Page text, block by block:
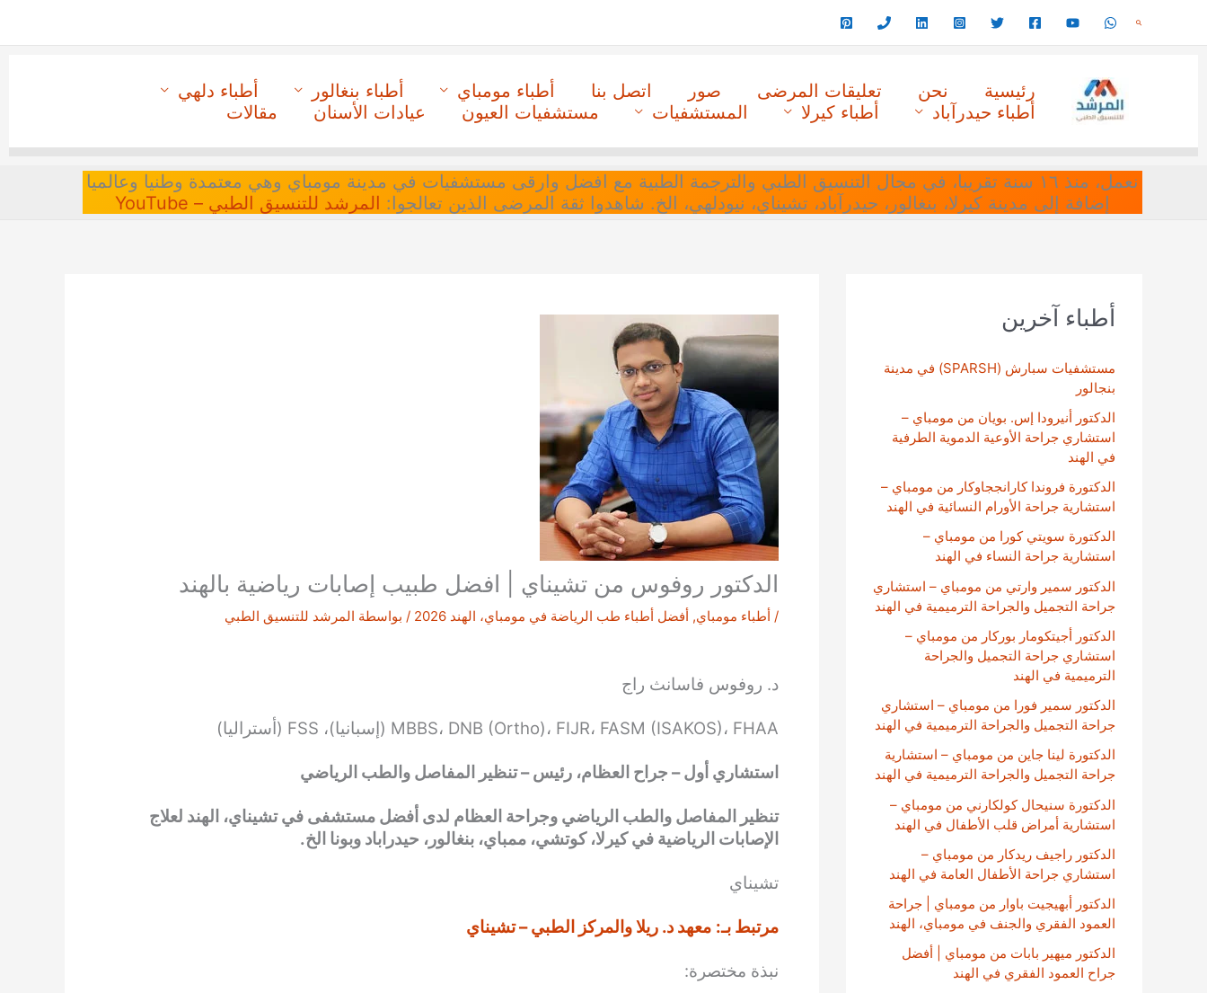
البحث
رئيسية نحن تعليقات المرضى صور اتصل بنا أطباء مومباي أطباء بنغالور
أطباء دلهي
أطباء حيدرآباد
أطباء كيرلا المستشفيات مستشفيات العيون عيادات الأسنان مقالات
نعمل، منذ ١٦ سنة تقريبا، في مجال التنسيق الطبي والترجمة الطبية مع افضل وارقى مستشفيات في مدينة مومباي وهي معتمدة وطنيا وعالميا
إضافة إلى مدينة كيرلا، بنغالور، حيدرآباد، تشيناي، نيودلهي، الخ. شاهدوا ثقة المرضى الذين تعالجوا: المرشد للتنسيق الطبي – YouTube
أطباء آخرين
مستشفيات سبارش (SPARSH) في مدينة
بنجالور
الدكتور أنيرودا إس. بويان من مومباي –
استشاري جراحة الأوعية الدموية الطرفية
في الهند
الدكتورة فروندا كارانججاوكار من مومباي –
استشارية جراحة الأورام النسائية في الهند
الدكتورة سويتي كورا من مومباي –
استشارية جراحة النساء في الهند
الدكتور سمير وارتي من مومباي – استشاري
جراحة التجميل والجراحة الترميمية في الهند
الدكتور أجيتكومار بوركار من مومباي –
استشاري جراحة التجميل والجراحة
الترميمية في الهند
الدكتور سمير فورا من مومباي – استشاري
جراحة التجميل والجراحة الترميمية في الهند
الدكتورة لينا جاين من مومباي – استشارية
جراحة التجميل والجراحة الترميمية في الهند
الدكتورة سنيحال كولكارني من مومباي –
استشارية أمراض قلب الأطفال في الهند
الدكتور راجيف ريدكار من مومباي –
استشاري جراحة الأطفال العامة في الهند
الدكتور أبهيجيت باوار من مومباي | جراحة
العمود الفقري والجنف في مومباي، الهند
الدكتور ميهير بابات من مومباي | أفضل
جراح العمود الفقري في الهند
الدكتور روفوس من تشيناي | افضل طبيب إصابات رياضية بالهند
/ أطباء مومباي, أفضل أطباء طب الرياضة في مومباي، الهند 2026 / بواسطة المرشد للتنسيق الطبي
د. روفوس فاسانث راج
MBBS، DNB (Ortho)، FIJR، FASM (ISAKOS)، FHAA (إسبانيا)، FSS (أستراليا)
استشاري أول – جراح العظام، رئيس – تنظير المفاصل والطب الرياضي
تنظير المفاصل والطب الرياضي وجراحة العظام لدى أفضل مستشفى في تشيناي، الهند لعلاج
الإصابات الرياضية في كيرلا، كوتشي، ممباي، بنغالور، حيدراباد وبونا الخ.
تشيناي
مرتبط بـ: معهد د. ريلا والمركز الطبي – تشيناي
نبذة مختصرة: